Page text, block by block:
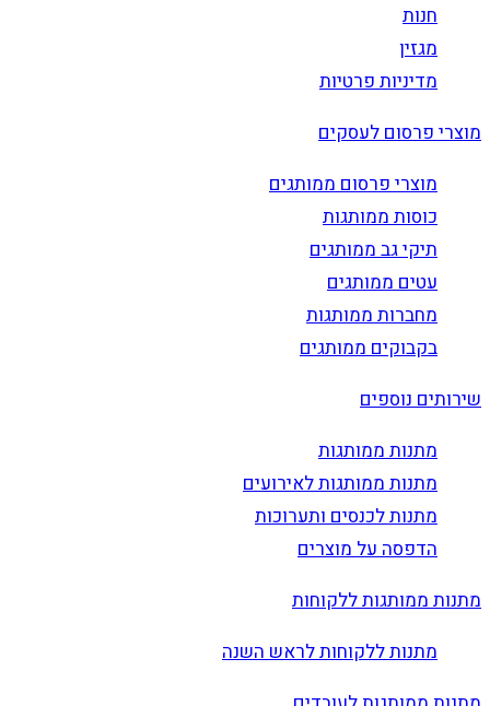
חנות
מגזין
מדיניות פרטיות
מוצרי פרסום לעסקים
מוצרי פרסום ממותגים
כוסות ממותגות
תיקי גב ממותגים
עטים ממותגים
מחברות ממותגות
בקבוקים ממותגים
שירותים נוספים
מתנות ממותגות
מתנות ממותגות לאירועים
מתנות לכנסים ותערוכות
הדפסה על מוצרים
מתנות ממותגות ללקוחות
מתנות ללקוחות לראש השנה